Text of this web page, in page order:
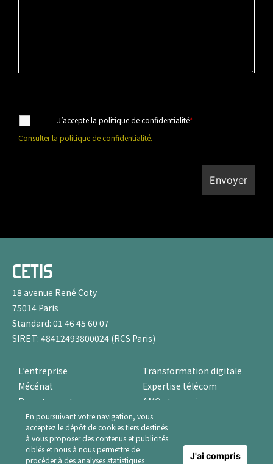
J’accepte la politique de confidentialité*
Consulter la politique de confidentialité.
CETIS
18 avenue René Coty
75014 Paris
Standard: 01 46 45 60 07
SIRET: 48412493800024 (RCS Paris)
L’entreprise
Mécénat
Recrutement
Contact
Mention légales
Transformation digitale
Expertise télécom
AMO et sourcing
Protection des données –
RGPD
En poursuivant votre navigation, vous
acceptez le dépôt de cookies tiers destinés
à vous proposer des contenus et publicités
ciblés et nous à nous permettre de
procéder à des analyses statistiques
J'ai compris